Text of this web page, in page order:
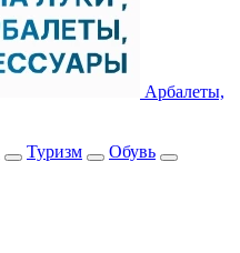
Арбалеты,
Туризм
Обувь